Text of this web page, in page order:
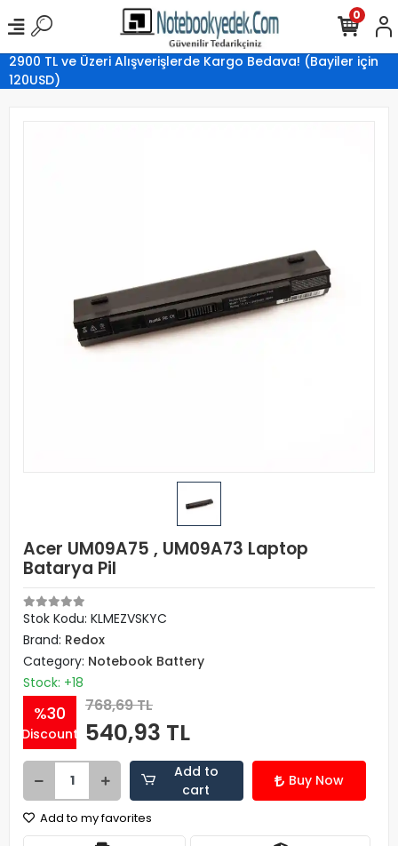
2900 TL ve Üzeri Alışverişlerde Kargo Bedava! (Bayiler için
120USD)
0
Acer UM09A75 , UM09A73 Laptop
Batarya Pil
Stok Kodu: KLMEZVSKYC
Brand: Redox
Category: Notebook Battery
Stock: +18
%30
Discount
768,69 TL
540,93 TL
Add to
cart
Buy Now
Add to my favorites